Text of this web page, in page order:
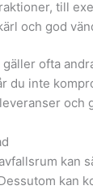
till
och god
ofta
du inte
och
kan
kan